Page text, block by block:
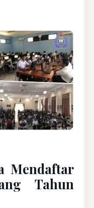
Mendaftar
Tahun